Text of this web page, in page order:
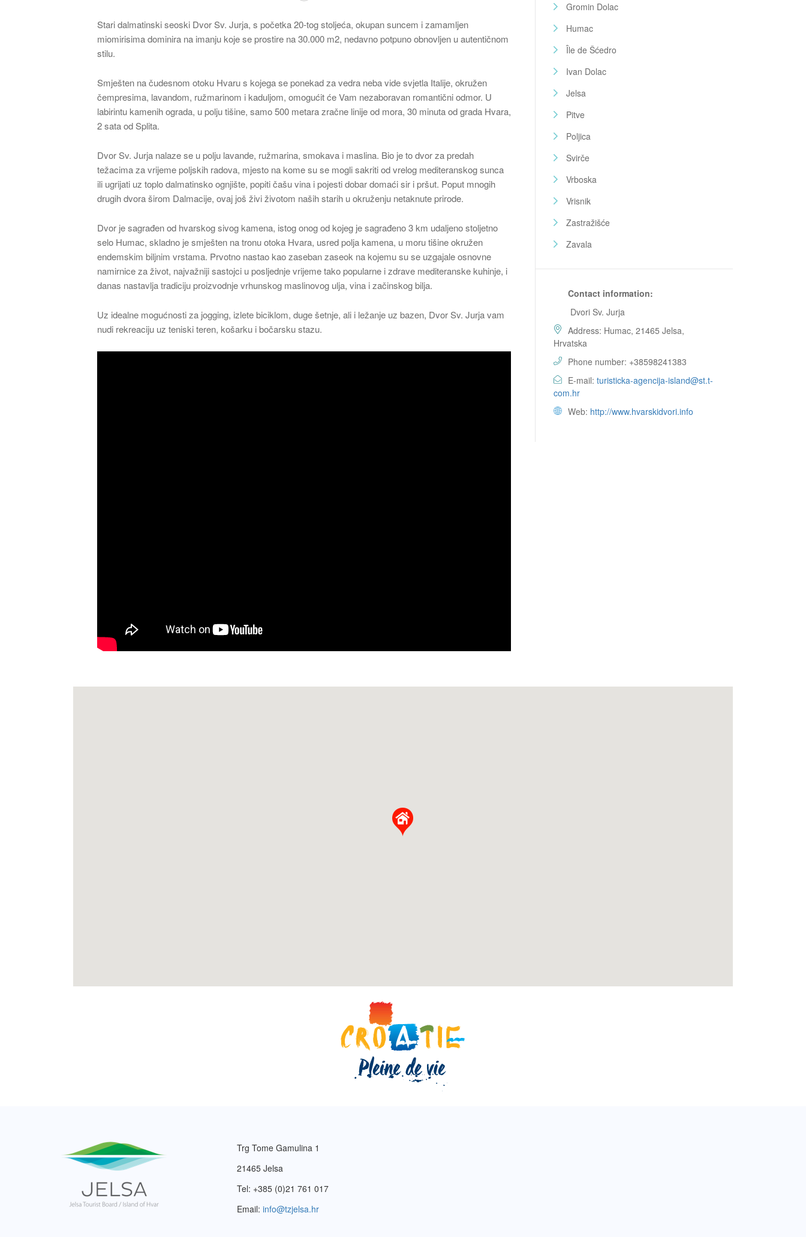
Stari dalmatinski seoski Dvor Sv. Jurja, s početka 20-tog stoljeća, okupan suncem i zamamljen
miomirisima dominira na imanju koje se prostire na 30.000 m2, nedavno potpuno obnovljen u autentičnom
stilu.
Smješten na čudesnom otoku Hvaru s kojega se ponekad za vedra neba vide svjetla Italije, okružen
čempresima, lavandom, ružmarinom i kaduljom, omogućit će Vam nezaboravan romantični odmor. U
labirintu kamenih ograda, u polju tišine, samo 500 metara zračne linije od mora, 30 minuta od grada Hvara,
2 sata od Splita.
Dvor Sv. Jurja nalaze se u polju lavande, ružmarina, smokava i maslina. Bio je to dvor za predah
težacima za vrijeme poljskih radova, mjesto na kome su se mogli sakriti od vrelog mediteranskog sunca
ili ugrijati uz toplo dalmatinsko ognjište, popiti čašu vina i pojesti dobar domaći sir i pršut. Poput mnogih
drugih dvora širom Dalmacije, ovaj još živi životom naših starih u okruženju netaknute prirode.
Dvor je sagrađen od hvarskog sivog kamena, istog onog od kojeg je sagrađeno 3 km udaljeno stoljetno
selo Humac, skladno je smješten na tronu otoka Hvara, usred polja kamena, u moru tišine okružen
endemskim biljnim vrstama. Prvotno nastao kao zaseban zaseok na kojemu su se uzgajale osnovne
namirnice za život, najvažniji sastojci u posljednje vrijeme tako popularne i zdrave mediteranske kuhinje, i
danas nastavlja tradiciju proizvodnje vrhunskog maslinovog ulja, vina i začinskog bilja.
Uz idealne mogućnosti za jogging, izlete biciklom, duge šetnje, ali i ležanje uz bazen, Dvor Sv. Jurja vam
nudi rekreaciju uz teniski teren, košarku i bočarsku stazu.
Gromin Dolac
Humac
Île de Šćedro
Ivan Dolac
Jelsa
Pitve
Poljica
Svirče
Vrboska
Vrisnik
Zastražišće
Zavala
Contact information:
Dvori Sv. Jurja
Address: Humac, 21465 Jelsa,
Hrvatska
Phone number: +38598241383
E-mail: turisticka-agencija-island@st.t-
com.hr
Web: http://www.hvarskidvori.info
Trg Tome Gamulina 1
21465 Jelsa
Tel: +385 (0)21 761 017
Email: info@tzjelsa.hr